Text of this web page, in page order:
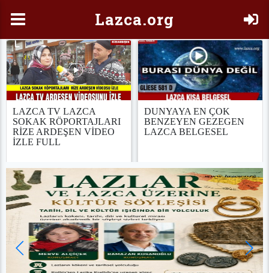
Lazca.org
LAZCA TV LAZCA
SOKAK RÖPORTAJLARI
RİZE ARDEŞEN VİDEO
İZLE FULL
DUNYAYA EN ÇOK
BENZEYEN GEZEGEN
LAZCA BELGESEL